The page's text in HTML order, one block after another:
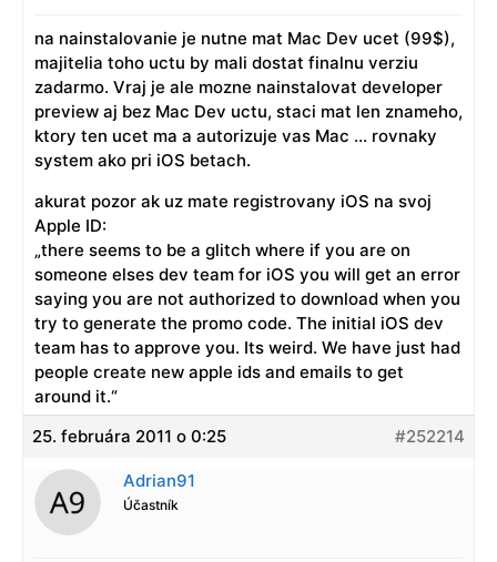
na nainstalovanie je nutne mat Mac Dev ucet (99$),
majitelia toho uctu by mali dostat finalnu verziu
zadarmo. Vraj je ale mozne nainstalovat developer
preview aj bez Mac Dev uctu, staci mat len znameho,
ktory ten ucet ma a autorizuje vas Mac … rovnaky
system ako pri iOS betach.
akurat pozor ak uz mate registrovany iOS na svoj
Apple ID:
„there seems to be a glitch where if you are on
someone elses dev team for iOS you will get an error
saying you are not authorized to download when you
try to generate the promo code. The initial iOS dev
team has to approve you. Its weird. We have just had
people create new apple ids and emails to get
around it.“
25. februára 2011 o 0:25
#252214
Adrian91
Účastník